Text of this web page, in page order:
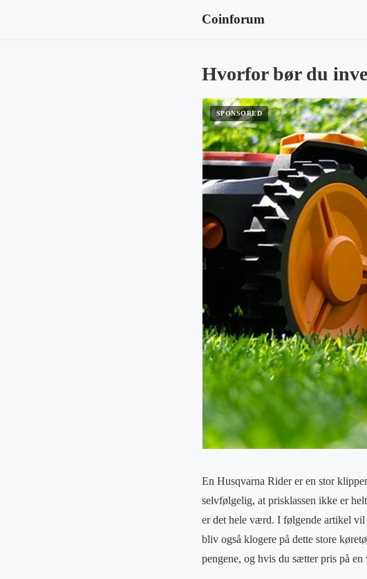
Coinforum
Hvorfor bør du
En Husqvarna Rider er en stor
selvfølgelig, at prisklassen ikke er
er det hele værd. I følgende artikel
bliv også klogere på dette store
pengene, og hvis du sætter pris på